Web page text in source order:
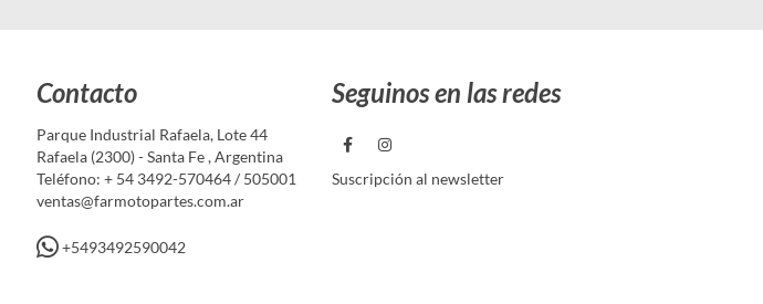
Contacto
Parque Industrial Rafaela, Lote 44
Rafaela (2300) - Santa Fe , Argentina
Teléfono: + 54 3492-570464 / 505001
ventas@farmotopartes.com.ar
+5493492590042
Seguinos en las redes
Suscripción al newsletter